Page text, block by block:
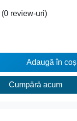
(0 review-uri)
Adaugă în coș
Cumpără acum